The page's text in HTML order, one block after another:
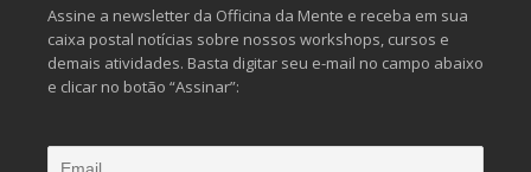
Assine a newsletter da Officina da Mente e receba em sua
caixa postal notícias sobre nossos workshops, cursos e
demais atividades. Basta digitar seu e-mail no campo abaixo
e clicar no botão “Assinar”: